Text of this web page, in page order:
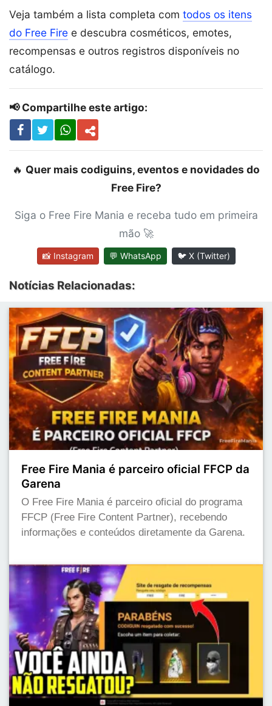
Veja também a lista completa com todos os itens
do Free Fire e descubra cosméticos, emotes,
recompensas e outros registros disponíveis no
catálogo.
📢 Compartilhe este artigo:
🔥 Quer mais codiguins, eventos e novidades do
Free Fire?
Siga o Free Fire Mania e receba tudo em primeira
mão 🚀
📸 Instagram 💬 WhatsApp 🐦 X (Twitter)
Notícias Relacionadas:
Free Fire Mania é parceiro oficial FFCP da
Garena
O Free Fire Mania é parceiro oficial do programa
FFCP (Free Fire Content Partner), recebendo
informações e conteúdos diretamente da Garena.